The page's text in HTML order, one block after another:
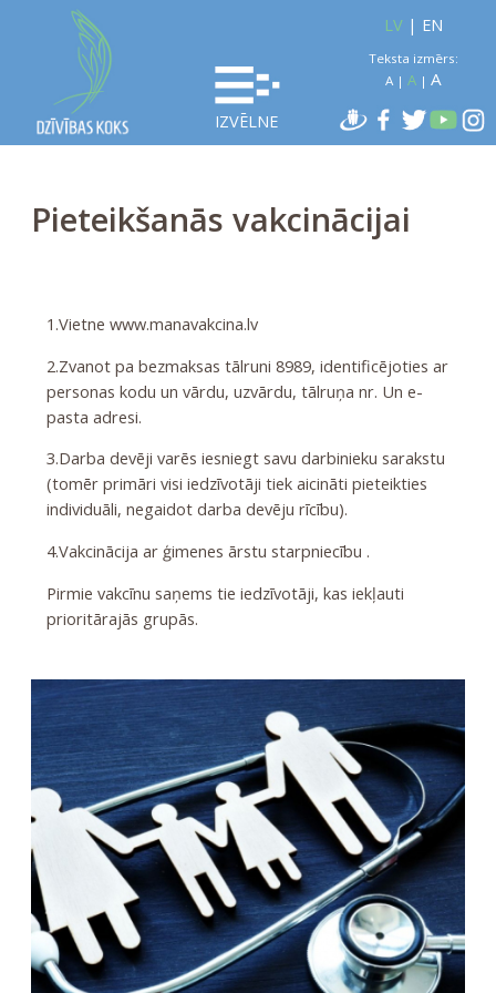
IZVĒLNE
LV| EN
Teksta izmērs:
A| A| A
Pieteikšanās vakcinācijai
1.Vietnewww.manavakcina.lv
2.Zvanot pa bezmaksas tālruni 8989, identificējoties ar
personas kodu un vārdu, uzvārdu, tālruņa nr. Un e-
pasta adresi.
3.Darba devēji varēs iesniegt savu darbinieku sarakstu
(tomēr primāri visi iedzīvotāji tiek aicināti pieteikties
individuāli, negaidot darba devēju rīcību).
4.Vakcinācija ar ģimenes ārstu starpniecību .
Pirmie vakcīnu saņems tie iedzīvotāji, kas iekļauti
prioritārajās grupās.